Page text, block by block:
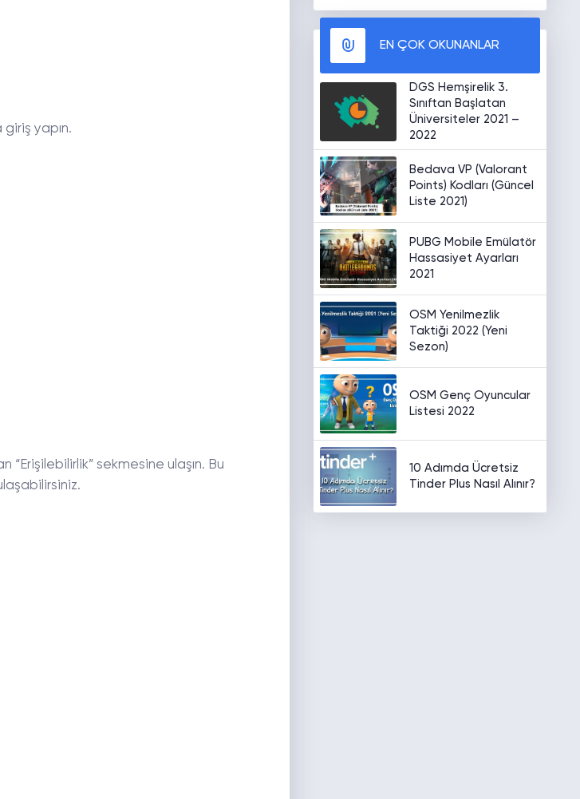
giriş yapın.
“Erişilebilirlik” sekmesine ulaşın. Bu
EN ÇOK OKUNANLAR
DGS Hemşirelik 3.
Sınıftan Başlatan
Üniversiteler 2021 –
2022
Bedava VP (Valorant
Points) Kodları (Güncel
Liste 2021)
PUBG Mobile Emülatör
Hassasiyet Ayarları
2021
OSM Yenilmezlik
Taktiği 2022 (Yeni
Sezon)
OSM Genç Oyuncular
Listesi 2022
10 Adımda Ücretsiz
Tinder Plus Nasıl Alınır?